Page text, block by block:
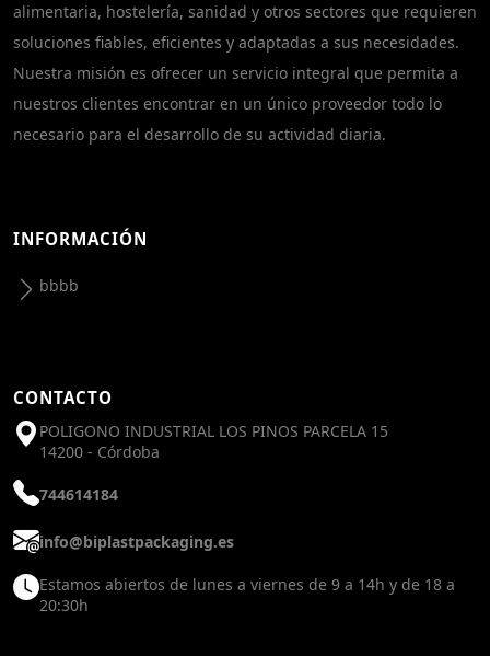
alimentaria, hostelería, sanidad y otros sectores que requieren
soluciones fiables, eficientes y adaptadas a sus necesidades.
Nuestra misión es ofrecer un servicio integral que permita a
nuestros clientes encontrar en un único proveedor todo lo
necesario para el desarrollo de su actividad diaria.
INFORMACIÓN
bbbb
CONTACTO
POLIGONO INDUSTRIAL LOS PINOS PARCELA 15
14200 - Córdoba
744614184
info@biplastpackaging.es
Estamos abiertos de lunes a viernes de 9 a 14h y de 18 a
20:30h